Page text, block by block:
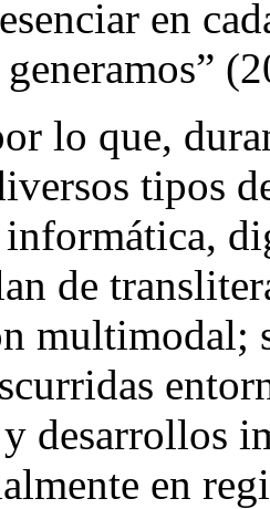
en
lo que,
tipos
de
multimodal;
desarrollos
en